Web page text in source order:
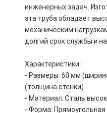
инженерных задач.
эта труба обладает
механическим
долгий срок службы и
Характеристики:
- Размеры: 60 мм
(толщина стенки)
- Материал: Сталь
- Форма: Прямоугольная